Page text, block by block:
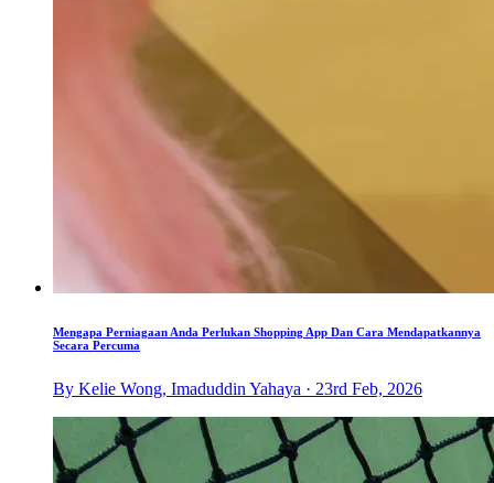
Mengapa Perniagaan Anda Perlukan Shopping App Dan Cara Mendapatkannya
Secara Percuma
By Kelie Wong, Imaduddin Yahaya · 23rd Feb, 2026